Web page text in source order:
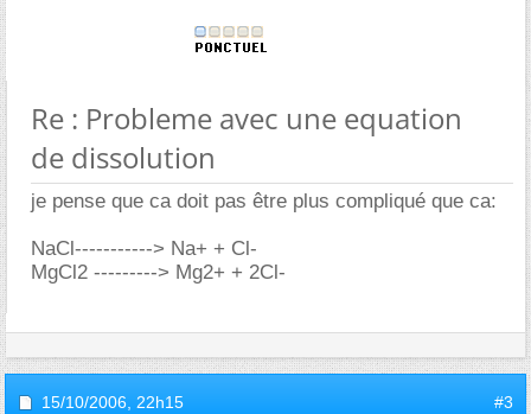
Re : Probleme avec une equation
de dissolution
je pense que ca doit pas être plus compliqué que ca:
NaCl-----------> Na+ + Cl-
MgCl2 ---------> Mg2+ + 2Cl-
15/10/2006, 22h15 #3